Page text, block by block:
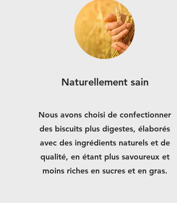
Naturellement sain
Nous avons choisi de confectionner
des biscuits plus digestes, élaborés
avec des ingrédients naturels et de
qualité, en étant plus savoureux et
moins riches en sucres et en gras.